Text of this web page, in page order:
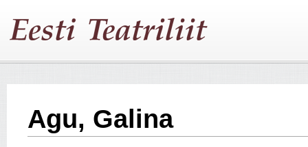
Agu, Galina